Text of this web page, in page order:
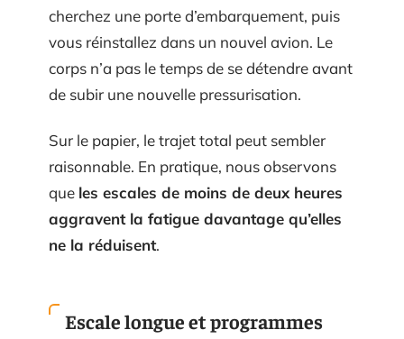
cherchez une porte d’embarquement, puis
vous réinstallez dans un nouvel avion. Le
corps n’a pas le temps de se détendre avant
de subir une nouvelle pressurisation.
Sur le papier, le trajet total peut sembler
raisonnable. En pratique, nous observons
que les escales de moins de deux heures
aggravent la fatigue davantage qu’elles
ne la réduisent.
Escale longue et programmes